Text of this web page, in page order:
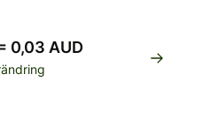
0,03 AUD